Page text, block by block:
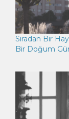
Sıradan Bir
Bir Doğum